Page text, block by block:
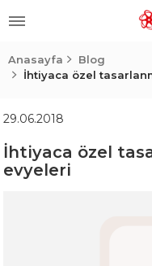
Anasayfa
Blog
İhtiyaca özel
29.06.2018
İhtiyaca özel
evyeleri